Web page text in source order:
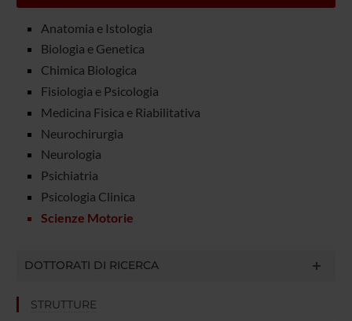
Anatomia e Istologia
Biologia e Genetica
Chimica Biologica
Fisiologia e Psicologia
Medicina Fisica e Riabilitativa
Neurochirurgia
Neurologia
Psichiatria
Psicologia Clinica
Scienze Motorie
DOTTORATI DI RICERCA
STRUTTURE